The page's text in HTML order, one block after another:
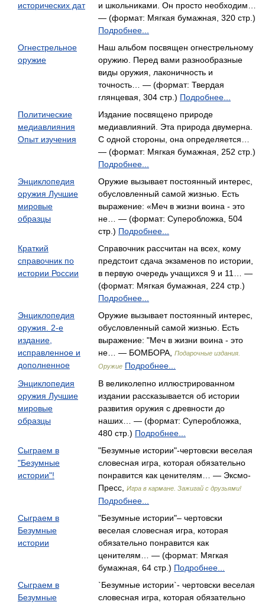
исторических дат
и школьниками. Он просто необходим…
— (формат: Мягкая бумажная, 320 стр.)
Подробнее...
Огнестрельное
оружие
Наш альбом посвящен огнестрельному
оружию. Перед вами разнообразные
виды оружия, лаконичность и
точность… — (формат: Твердая
глянцевая, 304 стр.) Подробнее...
Политические
медиавлияния
Опыт изучения
Издание посвящено природе
медиавлияний. Эта природа двумерна.
С одной стороны, она определяется…
— (формат: Мягкая бумажная, 252 стр.)
Подробнее...
Энциклопедия
оружия Лучшие
мировые
образцы
Оружие вызывает постоянный интерес,
обусловленный самой жизнью. Есть
выражение: «Меч в жизни воина - это
не… — (формат: Суперобложка, 504
стр.) Подробнее...
Краткий
справочник по
истории России
Справочник рассчитан на всех, кому
предстоит сдача экзаменов по истории,
в первую очередь учащихся 9 и 11… —
(формат: Мягкая бумажная, 224 стр.)
Подробнее...
Энциклопедия
оружия. 2-е
издание,
исправленное и
дополненное
Оружие вызывает постоянный интерес,
обусловленный самой жизнью. Есть
выражение: "Меч в жизни воина - это
не… — БОМБОРА,
Подарочные издания.
Оружие Подробнее...
Энциклопедия
оружия Лучшие
мировые
образцы
В великолепно иллюстрированном
издании рассказывается об истории
развития оружия с древности до
наших… — (формат: Суперобложка,
480 стр.) Подробнее...
Сыграем в
"Безумные
истории"!
"Безумные истории"-чертовски веселая
словесная игра, которая обязательно
понравится как ценителям… — Эксмо-
Пресс,
Игра в кармане. Зажигай с друзьями!
Подробнее...
Сыграем в
Безумные
истории
"Безумные истории"– чертовски
веселая словесная игра, которая
обязательно понравится как
ценителям… — (формат: Мягкая
бумажная, 64 стр.) Подробнее...
Сыграем в
Безумные
`Безумные истории`- чертовски веселая
словесная игра, которая обязательно